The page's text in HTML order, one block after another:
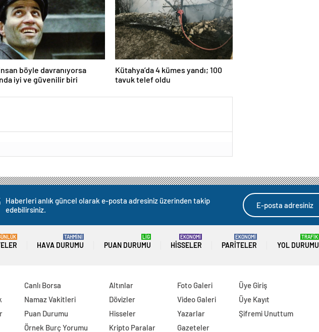
böyle davranıyorsa
iyi ve güvenilir biri
Kütahya’da 4 kümes yandı; 100
tavuk telef oldu
Haberleri anlık güncel olarak e-posta adresiniz üzerinden takip
edebilirsiniz.
HAVA DURUMU
TAHMİNİ
PUAN DURUMU
LİG
HISSELER
EKONOMİ
PARITELER
EKONOMİ
YOL DURUMU
TRAFİK
Canlı Borsa
Namaz Vakitleri
Puan Durumu
Örnek Burç Yorumu
Altınlar
Dövizler
Hisseler
Kripto Paralar
Foto Galeri
Video Galeri
Yazarlar
Gazeteler
Üye Giriş
Üye Kayıt
Şifremi Unuttum